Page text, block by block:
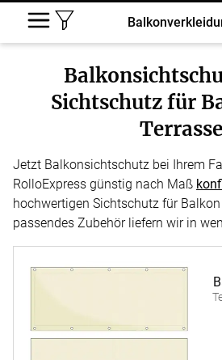
Sichtschutz für
Terrasse
Jetzt Balkonsichtschutz bei Ihrem
RolloExpress günstig nach Maß
hochwertigen Sichtschutz für
passendes Zubehör liefern wir in